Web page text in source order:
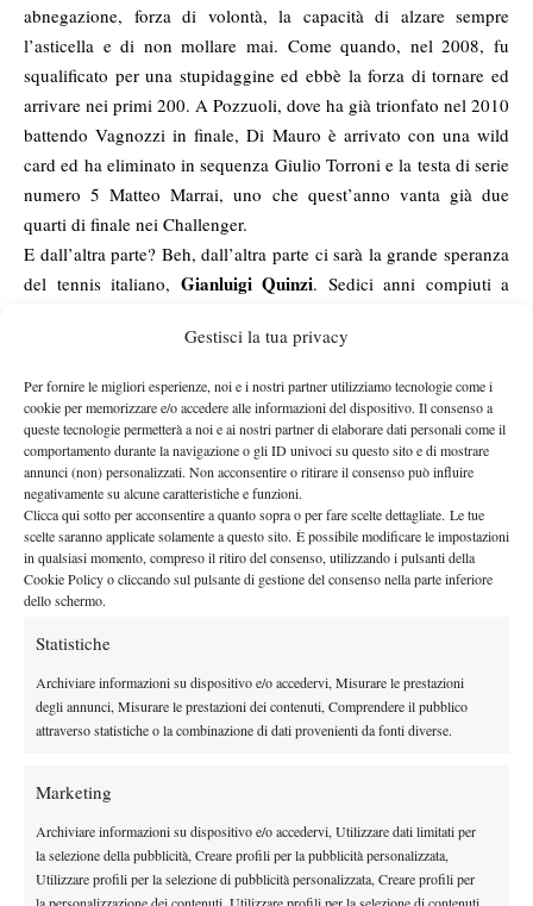
Gestisci la tua privacy
Per fornire le migliori esperienze, noi e i nostri partner utilizziamo tecnologie come i
cookie per memorizzare e/o accedere alle informazioni del dispositivo. Il consenso a
queste tecnologie permetterà a noi e ai nostri partner di elaborare dati personali come il
comportamento durante la navigazione o gli ID univoci su questo sito e di mostrare
annunci (non) personalizzati. Non acconsentire o ritirare il consenso può influire
negativamente su alcune caratteristiche e funzioni.
Clicca qui sotto per acconsentire a quanto sopra o per fare scelte dettagliate. Le tue
scelte saranno applicate solamente a questo sito. È possibile modificare le impostazioni
in qualsiasi momento, compreso il ritiro del consenso, utilizzando i pulsanti della
Cookie Policy o cliccando sul pulsante di gestione del consenso nella parte inferiore
dello schermo.
Statistiche
Archiviare informazioni su dispositivo e/o accedervi, Misurare le prestazioni
degli annunci, Misurare le prestazioni dei contenuti, Comprendere il pubblico
attraverso statistiche o la combinazione di dati provenienti da fonti diverse.
Marketing
Archiviare informazioni su dispositivo e/o accedervi, Utilizzare dati limitati per
la selezione della pubblicità, Creare profili per la pubblicità personalizzata,
Utilizzare profili per la selezione di pubblicità personalizzata, Creare profili per
abnegazione, forza di volontà, la capacità di alzare sempre
l’asticella e di non mollare mai. Come quando, nel 2008, fu
squalificato per una stupidaggine ed ebbè la forza di tornare ed
arrivare nei primi 200. A Pozzuoli, dove ha già trionfato nel 2010
battendo Vagnozzi in finale, Di Mauro è arrivato con una wild
card ed ha eliminato in sequenza Giulio Torroni e la testa di serie
numero 5 Matteo Marrai, uno che quest’anno vanta già due
quarti di finale nei Challenger.
E dall’altra parte? Beh, dall’altra parte ci sarà la grande speranza
del tennis italiano, Gianluigi Quinzi. Sedici anni compiuti a
quindici giorni, diventeranno almeno sette e lo porteranno a
in un Future e lo ha fatto eliminando all’esordio il dominicano
Victor Estrella, testa di serie numero 2 e numero 220 del mondo.
Un banco di prova notevole, considerando che Estrella è esperto
(ha 31 anni) ed è reduce dal miglior periodo della sua carriera,
culminato con la vittoria nel Challenger di Medellin e il relativo
best ranking a novembre dell’anno scorso. Al secondo turno
Quinzi ha trovato Massimo Capone, un altro che i campi di
provincia li conosce bene: dopo aver perso il primo set 3-6,
Gianluigi ha reagito piazzando un perentorio 6-3 6-2 e
Due mondi a confronto: da una parte un ritardatario che ha
recuperato il tempo perso ed ha centrato una carriera
bruciare le tappe senza bruciarsi. Da un lato un macinatore di
alquanto ridotta, dall’altro uno che a sedici anni è più alto di lui
ed ha un fisico che rispecchia il prototipo del tennista moderno.